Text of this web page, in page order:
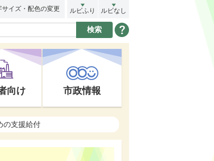
サイズ・配色の変更 ルビふり ルビなし
向け 市政情報
の支援給付